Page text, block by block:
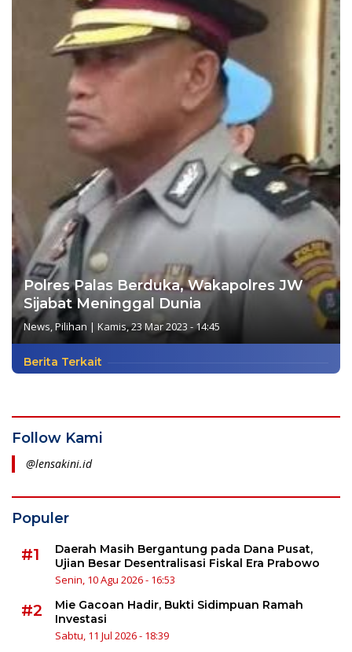
Polres Palas Berduka, Wakapolres JW
Sijabat Meninggal Dunia
News,Pilihan | Kamis, 23 Mar 2023 - 14:45
Berita Terkait
Follow Kami
@lensakini.id
Populer
#1
Daerah Masih Bergantung pada Dana Pusat,
Ujian Besar Desentralisasi Fiskal Era Prabowo
Senin, 10 Agu 2026 - 16:53
#2
Mie Gacoan Hadir, Bukti Sidimpuan Ramah
Investasi
Sabtu, 11 Jul 2026 - 18:39